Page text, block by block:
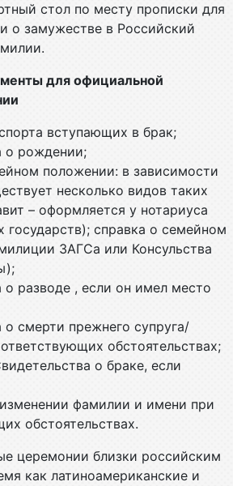
стол по месту прописки для
о замужестве в Российский
для официальной
вступающих в брак;
о рождении;
положении: в зависимости
несколько видов таких
– оформляется у нотариуса
государств); справка о семейном
ЗАГСа или Консульства
о разводе , если он имел место
о смерти прежнего супруга/
обстоятельствах;
о браке, если
фамилии и имени при
обстоятельствах.
церемонии близки российским
как латиноамериканские и